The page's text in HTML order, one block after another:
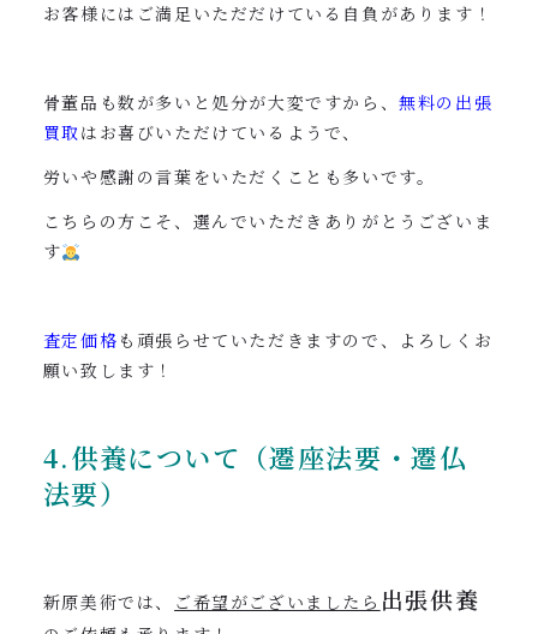
お客様にはご満足いただだけている自負があります！
骨董品も数が多いと処分が大変ですから、無料の出張
買取はお喜びいただけているようで、
労いや感謝の言葉をいただくことも多いです。
こちらの方こそ、選んでいただきありがとうございま
す
査定価格 も頑張らせていただきますので、よろしくお
願い致します！
4.供養について（遷座法要・遷仏
法要）
新原美術では、 ご希望がございましたら 出張供養